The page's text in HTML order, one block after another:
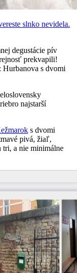
slnko nevidela.
degustácie pív
prekvapili!
s dvomi
najstarší
s dvomi
pivá, žiaľ,
tri, a nie minimálne